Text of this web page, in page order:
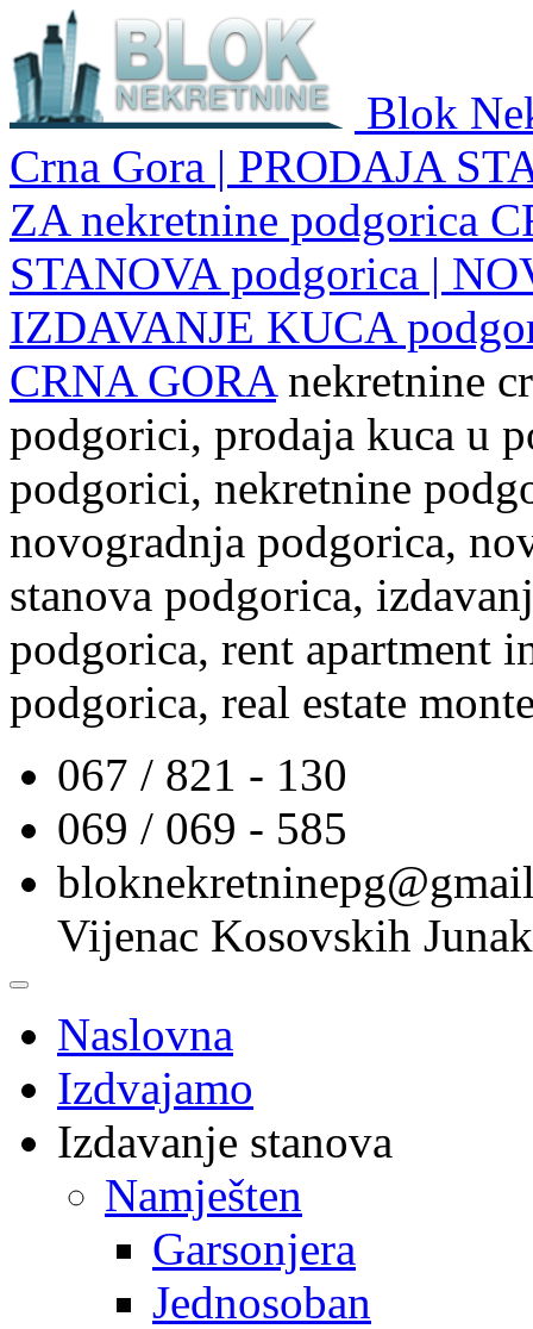
Blok
Crna Gora | PRODAJA
ZA nekretnine podgorica
STANOVA podgorica |
IZDAVANJE KUCA
CRNA GORA nekretnine
podgorici, prodaja kuca u
podgorici, nekretnine
novogradnja podgorica,
stanova podgorica,
podgorica, rent apartment
podgorica, real estate
067 / 821 - 130
069 / 069 - 585
Vijenac Kosovskih
Naslovna
Izdvajamo
Izdavanje stanova
Namješten
Garsonjera
Jednosoban